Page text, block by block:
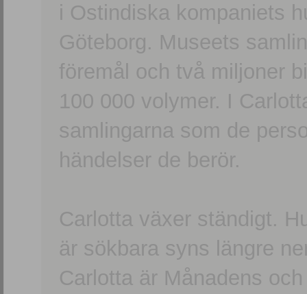
i Ostindiska kompaniets
Göteborg. Museets
föremål och två miljoner
100 000 volymer. I
samlingarna som de
händelser de berör.
Carlotta växer ständigt.
är sökbara syns längre
Carlotta är Månadens